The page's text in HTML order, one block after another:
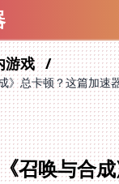
游戏
》总卡顿？这篇加速
召唤与合
速器指南帮